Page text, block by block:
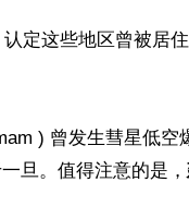
定这些地区曾被居
) 曾发生彗星低空
旦。值得注意的是，